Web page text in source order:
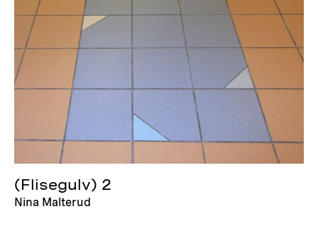
(Flisegulv) 2
Nina Malterud